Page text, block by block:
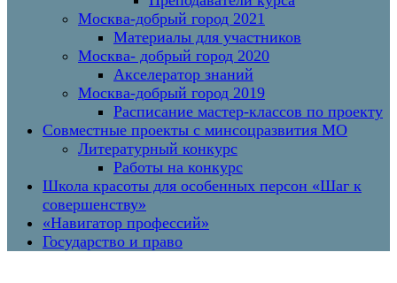
Москва-добрый город 2021
Материалы для участников
Москва- добрый город 2020
Акселератор знаний
Москва-добрый город 2019
Расписание мастер-классов по проекту
Совместные проекты с минсоцразвития МО
Литературный конкурс
Работы на конкурс
Школа красоты для особенных персон «Шаг к
совершенству»
«Навигатор профессий»
Государство и право